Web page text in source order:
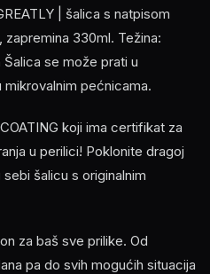
| šalica s natpisom
330ml. Težina:
se može prati u
pećnicama.
koji ima certifikat za
u perilici! Poklonite dragoj
šalicu s originalnim
za baš sve prilike. Od
pa do svih mogućih situacija